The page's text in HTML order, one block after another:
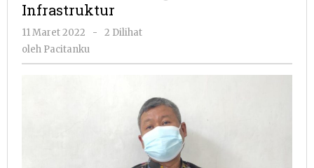
Infrastruktur
11 Maret 2022
oleh
-
2 Dilihat
oleh Pacitanku